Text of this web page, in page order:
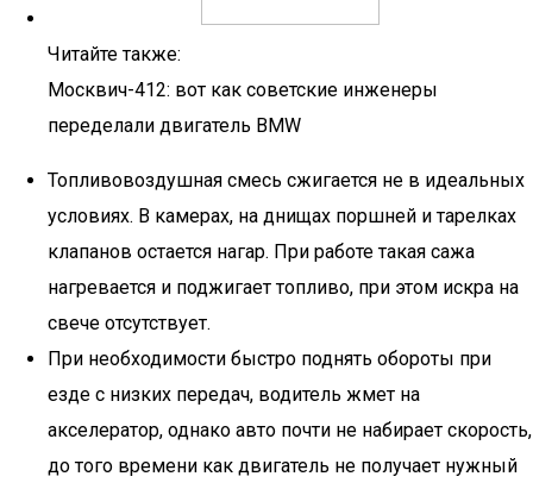
Читайте также:
Москвич-412: вот как советские инженеры
переделали двигатель BMW
Топливовоздушная смесь сжигается не в идеальных
условиях. В камерах, на днищах поршней и тарелках
клапанов остается нагар. При работе такая сажа
нагревается и поджигает топливо, при этом искра на
свече отсутствует.
При необходимости быстро поднять обороты при
езде с низких передач, водитель жмет на
акселератор, однако авто почти не набирает скорость,
до того времени как двигатель не получает нужный